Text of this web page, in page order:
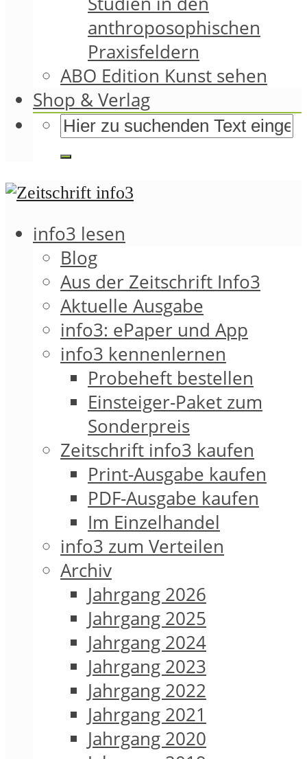
anthroposophischen
Praxisfeldern
ABO Edition Kunst sehen
Shop & Verlag
info3 lesen
Blog
Aus der Zeitschrift Info3
Aktuelle Ausgabe
info3: ePaper und App
info3 kennenlernen
Probeheft bestellen
Einsteiger-Paket zum
Sonderpreis
Zeitschrift info3 kaufen
Print-Ausgabe kaufen
PDF-Ausgabe kaufen
Im Einzelhandel
info3 zum Verteilen
Archiv
Jahrgang 2026
Jahrgang 2025
Jahrgang 2024
Jahrgang 2023
Jahrgang 2022
Jahrgang 2021
Jahrgang 2020